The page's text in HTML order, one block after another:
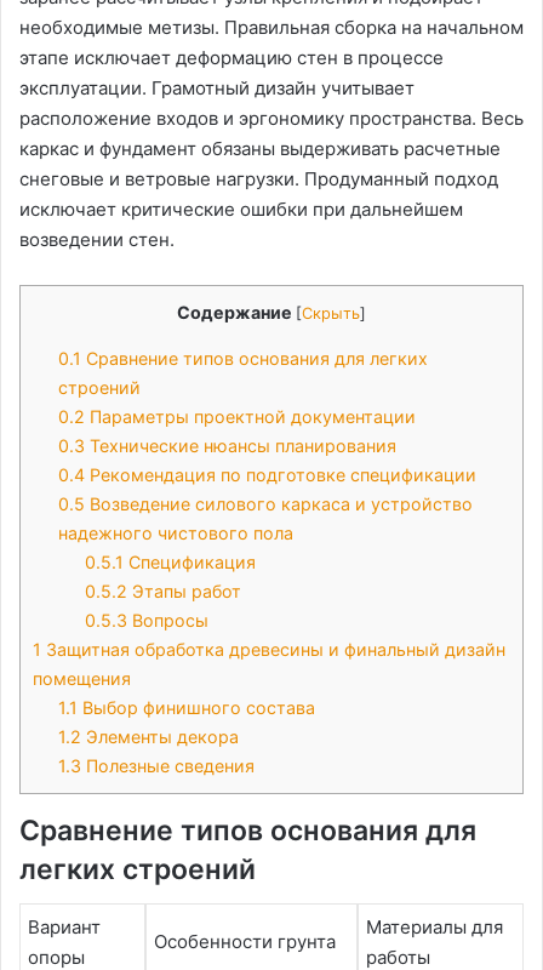
необходимые метизы. Правильная сборка на начальном
этапе исключает деформацию стен в процессе
эксплуатации. Грамотный дизайн учитывает
расположение входов и эргономику пространства. Весь
каркас и фундамент обязаны выдерживать расчетные
снеговые и ветровые нагрузки. Продуманный подход
исключает критические ошибки при дальнейшем
возведении стен.
Содержание [Скрыть]
0.1 Сравнение типов основания для легких
строений
0.2 Параметры проектной документации
0.3 Технические нюансы планирования
0.4 Рекомендация по подготовке спецификации
0.5 Возведение силового каркаса и устройство
надежного чистового пола
0.5.1 Спецификация
0.5.2 Этапы работ
0.5.3 Вопросы
1 Защитная обработка древесины и финальный дизайн
помещения
1.1 Выбор финишного состава
1.2 Элементы декора
1.3 Полезные сведения
Сравнение типов основания для
легких строений
Вариант
опоры
Особенности грунта
Материалы для
работы